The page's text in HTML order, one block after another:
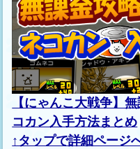
【にゃんこ大戦争】
コカン入手方法まとめ
↑タップで詳細ページ